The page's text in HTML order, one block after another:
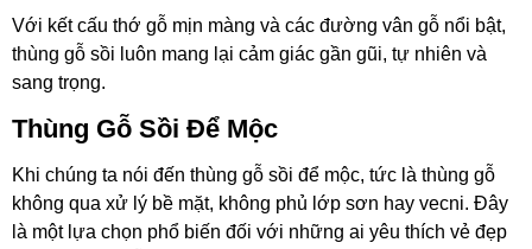
Với kết cấu thớ gỗ mịn màng và các đường vân gỗ nổi bật,
thùng gỗ sồi luôn mang lại cảm giác gần gũi, tự nhiên và
sang trọng.
Thùng Gỗ Sồi Để Mộc
Khi chúng ta nói đến thùng gỗ sồi để mộc, tức là thùng gỗ
không qua xử lý bề mặt, không phủ lớp sơn hay vecni. Đây
là một lựa chọn phổ biến đối với những ai yêu thích vẻ đẹp